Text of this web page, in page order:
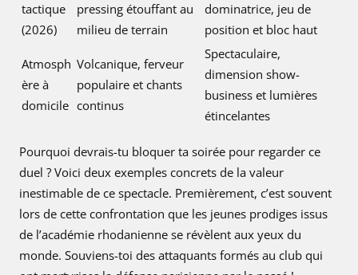
tactique
(2026)
pressing étouffant au
milieu de terrain
dominatrice, jeu de
position et bloc haut
Atmosph
ère à
domicile
Volcanique, ferveur
populaire et chants
continus
Spectaculaire,
dimension show-
business et lumières
étincelantes
Pourquoi devrais-tu bloquer ta soirée pour regarder ce
duel ? Voici deux exemples concrets de la valeur
inestimable de ce spectacle. Premièrement, c’est souvent
lors de cette confrontation que les jeunes prodiges issus
de l’académie rhodanienne se révèlent aux yeux du
monde. Souviens-toi des attaquants formés au club qui